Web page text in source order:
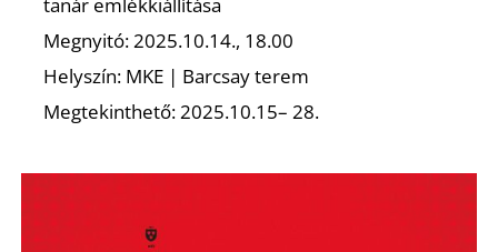
Megnyitó: 2025.10.14., 18.00
Helyszín: MKE | Barcsay terem
Megtekinthető: 2025.10.15– 28.